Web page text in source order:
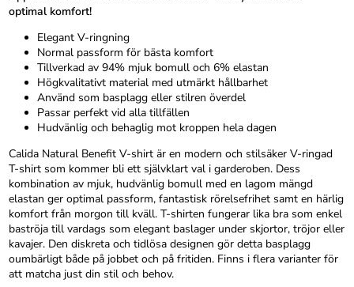
optimal komfort!
Elegant V-ringning
Normal passform för bästa komfort
Tillverkad av 94% mjuk bomull och 6% elastan
Högkvalitativt material med utmärkt hållbarhet
Använd som basplagg eller stilren överdel
Passar perfekt vid alla tillfällen
Hudvänlig och behaglig mot kroppen hela dagen
Calida Natural Benefit V-shirt är en modern och stilsäker V-ringad
T-shirt som kommer bli ett självklart val i garderoben. Dess
kombination av mjuk, hudvänlig bomull med en lagom mängd
elastan ger optimal passform, fantastisk rörelsefrihet samt en härlig
komfort från morgon till kväll. T-shirten fungerar lika bra som enkel
baströja till vardags som elegant baslager under skjortor, tröjor eller
kavajer. Den diskreta och tidlösa designen gör detta basplagg
oumbärligt både på jobbet och på fritiden. Finns i flera varianter för
att matcha just din stil och behov.